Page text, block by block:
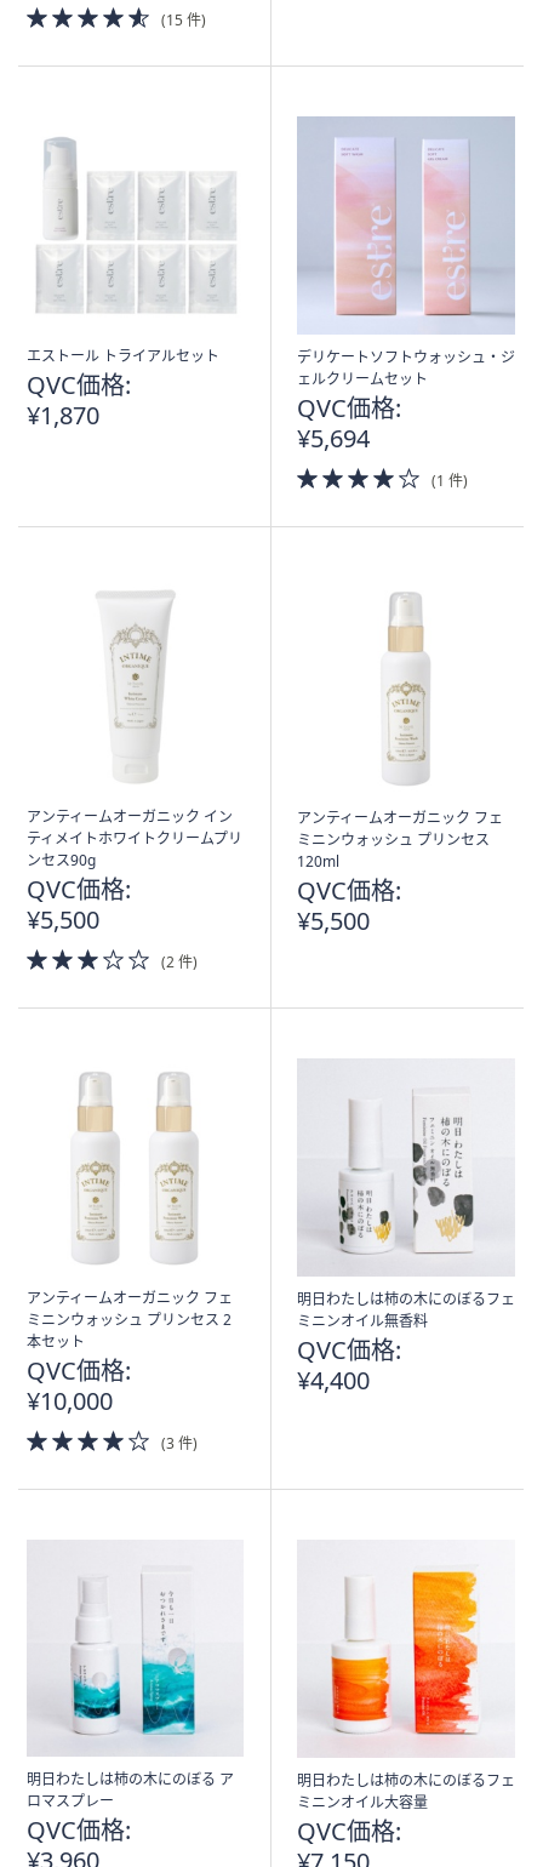
4.5
of
(15 件)
エストール トライアルセット
QVC価格:
¥1,870
デリケートソフトウォッシュ・ジ
ェルクリームセット
QVC価格:
¥5,694
4.0
of
(1 件)
アンティームオーガニック イン
ティメイトホワイトクリームプリ
ンセス90g
QVC価格:
¥5,500
3.0
of
(2 件)
アンティームオーガニック フェ
ミニンウォッシュ プリンセス
120ml
QVC価格:
¥5,500
アンティームオーガニック フェ
ミニンウォッシュ プリンセス 2
本セット
QVC価格:
¥10,000
4.0
of
(3 件)
明日わたしは柿の木にのぼるフェ
ミニンオイル無香料
QVC価格:
¥4,400
明日わたしは柿の木にのぼる ア
ロマスプレー
QVC価格:
¥3,960
明日わたしは柿の木にのぼるフェ
ミニンオイル大容量
QVC価格: